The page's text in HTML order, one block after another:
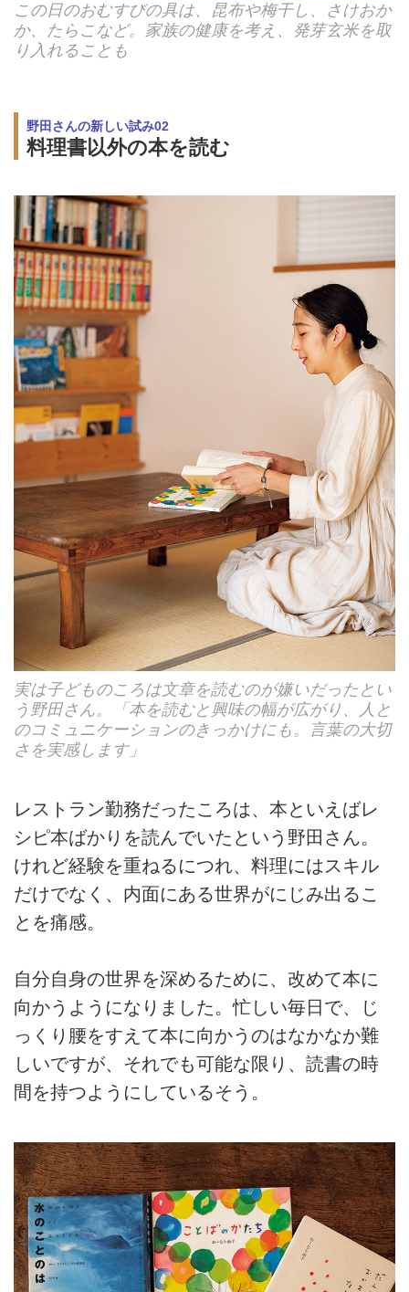
この日のおむすびの具は、昆布や梅干し、さけおか
か、たらこなど。家族の健康を考え、発芽玄米を取
り入れることも
野田さんの新しい試み02
料理書以外の本を読む
実は子どものころは文章を読むのが嫌いだったとい
う野田さん。「本を読むと興味の幅が広がり、人と
のコミュニケーションのきっかけにも。言葉の大切
さを実感します」
レストラン勤務だったころは、本といえばレ
シピ本ばかりを読んでいたという野田さん。
けれど経験を重ねるにつれ、料理にはスキル
だけでなく、内面にある世界がにじみ出るこ
とを痛感。
自分自身の世界を深めるために、改めて本に
向かうようになりました。忙しい毎日で、じ
っくり腰をすえて本に向かうのはなかなか難
しいですが、それでも可能な限り、読書の時
間を持つようにしているそう。